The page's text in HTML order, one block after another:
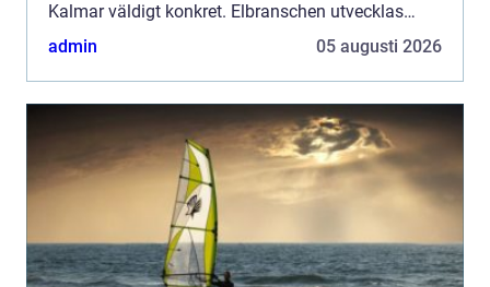
Kalmar väldigt konkret. Elbranschen utvecklas
snabbt med ...
admin 05 augusti 2026